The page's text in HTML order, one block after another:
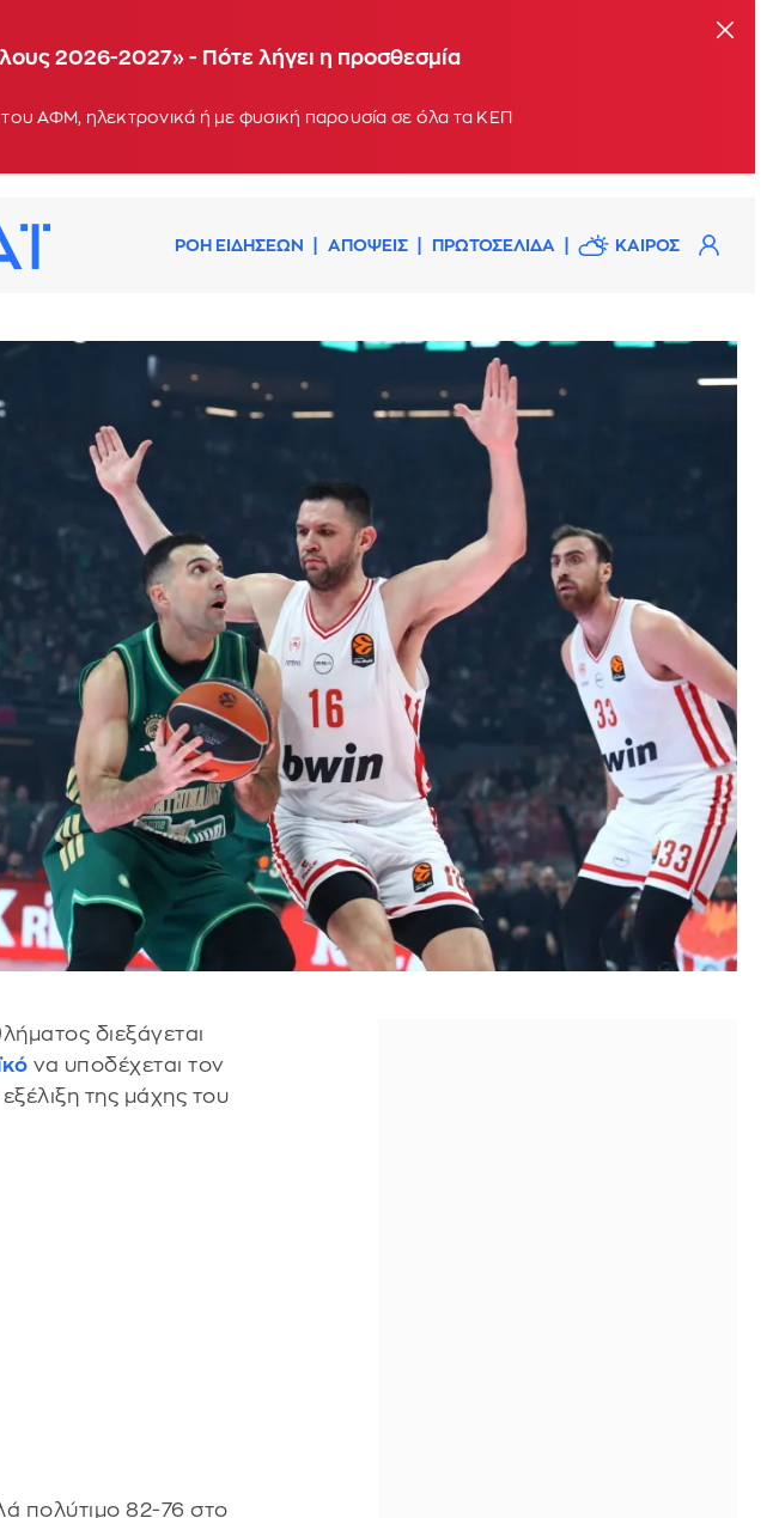
2026-2027» - Πότε λήγει η προσθεσμία
ΡΟΗ ΕΙΔΗΣΕΩΝ ΑΠΟΨΕΙΣ ΠΡΩΤΟΣΕΛΙΔΑ ΚΑΙΡΟΣ
διεξάγεται
να υποδέχεται τον
της μάχης του
πολύτιμο 82-76 στο